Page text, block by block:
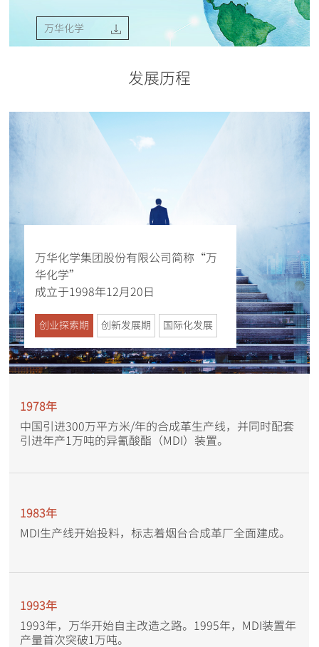
万华化学
发展历程
万华化学集团股份有限公司简称“万
华化学”
成立于1998年12月20日
创业探索期 创新发展期 国际化发展
1978年
中国引进300万平方米/年的合成革生产线，并同时配套
引进年产1万吨的异氰酸酯（MDI）装置。
1983年
MDI生产线开始投料，标志着烟台合成革厂全面建成。
1993年
1993年，万华开始自主改造之路。1995年，MDI装置年
产量首次突破1万吨。
1998年
烟台万华聚氨酯股份有限公司改制成立。
1999年
MDI装置生产能力达到2万吨/年。
2001年
公司成功上市，迅速成为两市次新股中的领头羊。
2010年
万华宁波工业园二期30万吨/年MDI装置及配套工程项目
全面试车成功。
2011年
万华收购匈牙利宝思德化学，迈出了国际化进程里程碑
式的一步。
2013年
烟台万华聚氨酯股份有限公司更名为万华化学集团股份
有限公司。